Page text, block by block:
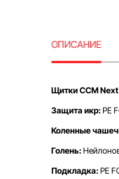
ОПИСАНИЕ
Щитки CCM Next
Защита икр:PE
Коленные
Голень:
Подкладка:PE